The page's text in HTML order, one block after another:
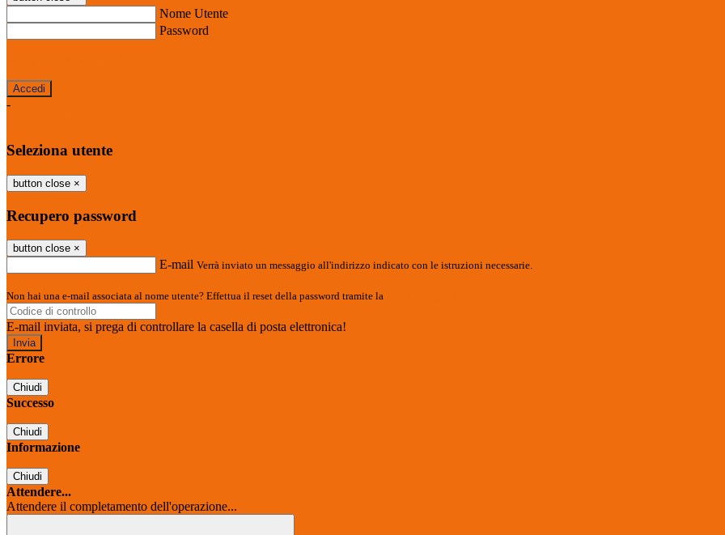
Nome Utente
Password
-
Seleziona utente
button close ×
Recupero password
button close ×
E-mail Verrà inviato un messaggio all'indirizzo indicato con le istruzioni necessarie.
Non hai una e-mail associata al nome utente? Effettua il reset della password tramite la
E-mail inviata, si prega di controllare la casella di posta elettronica!
Errore
Chiudi
Successo
Chiudi
Informazione
Chiudi
Attendere...
Attendere il completamento dell'operazione...